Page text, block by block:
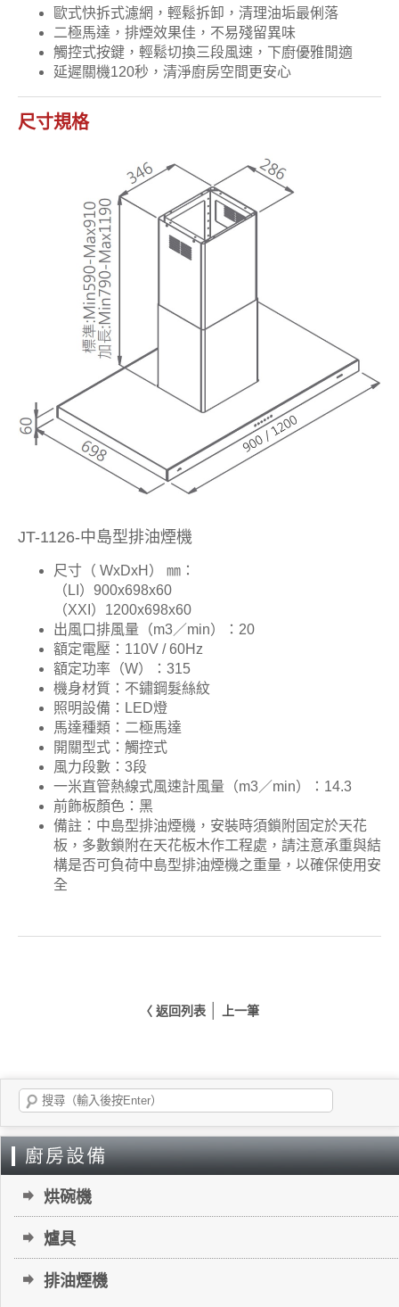
歐式快拆式濾網，輕鬆拆卸，清理油垢最俐落
二極馬達，排煙效果佳，不易殘留異味
觸控式按鍵，輕鬆切換三段風速，下廚優雅閒適
延遲關機120秒，清淨廚房空間更安心
尺寸規格
JT-1126-中島型排油煙機
尺寸（ WxDxH） ㎜：
（LI）900x698x60
（XXI）1200x698x60
出風口排風量（m3／min）：20
額定電壓：110V / 60Hz
額定功率（W）：315
機身材質：不鏽鋼髮絲紋
照明設備：LED燈
馬達種類：二極馬達
開關型式：觸控式
風力段數：3段
一米直管熱線式風速計風量（m3／min）：14.3
前飾板顏色：黑
備註：中島型排油煙機，安裝時須鎖附固定於天花
板，多數鎖附在天花板木作工程處，請注意承重與結
構是否可負荷中島型排油煙機之重量，以確保使用安
全
〈 返回列表 上一筆
烘碗機
爐具
排油煙機